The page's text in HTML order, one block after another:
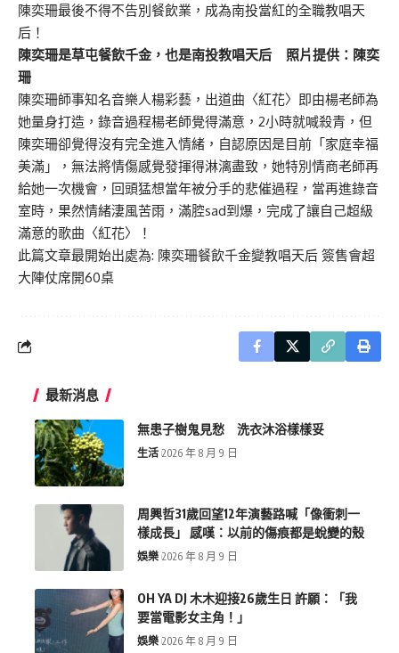
陳奕珊最後不得不告別餐飲業，成為南投當紅的全職教唱天
后！
陳奕珊是草屯餐飲千金，也是南投教唱天后 照片提供：陳奕
珊
陳奕珊師事知名音樂人楊彩藝，出道曲〈紅花〉即由楊老師為
她量身打造，錄音過程楊老師覺得滿意，2小時就喊殺青，但
陳奕珊卻覺得沒有完全進入情緒，自認原因是目前「家庭幸福
美滿」，無法將情傷感覺發揮得淋漓盡致，她特別情商老師再
給她一次機會，回頭猛想當年被分手的悲催過程，當再進錄音
室時，果然情緒淒風苦雨，滿腔sad到爆，完成了讓自己超級
滿意的歌曲〈紅花〉！
此篇文章最開始出處為: 陳奕珊餐飲千金變教唱天后 簽售會超
大陣仗席開60桌
最新消息
無患子樹鬼見愁 洗衣沐浴樣樣妥
生活 2026 年 8 月 9 日
周興哲31歲回望12年演藝路喊「像衝刺一
樣成長」 感嘆：以前的傷痕都是蛻變的殼
娛樂 2026 年 8 月 9 日
OH YA DJ 木木迎接26歲生日 許願：「我
要當電影女主角！」
娛樂 2026 年 8 月 9 日